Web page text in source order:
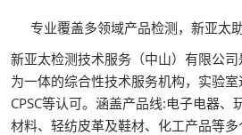
专业覆盖多领域产品检测，新亚太
新亚太检测技术服务（中山）有限公
为一体的综合性技术服务机构，实验
CPSC等认可。涵盖产品线:电子电器、
材料、轻纺皮革及鞋材、化工产品等